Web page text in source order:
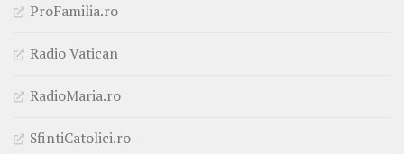
ProFamilia.ro
Radio Vatican
RadioMaria.ro
SfintiCatolici.ro